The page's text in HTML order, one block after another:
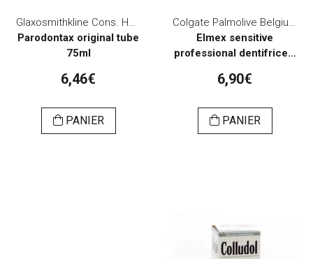
Glaxosmithkline Cons. Healthcare
Parodontax original tube
75ml
6,46€
PANIER
Colgate Palmolive Belgium
Elmex sensitive
professional dentifrice...
6,90€
PANIER